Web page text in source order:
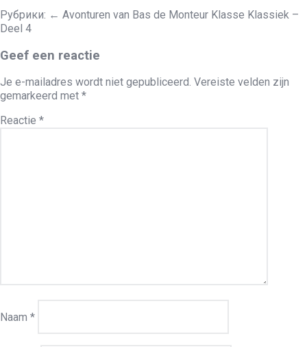
Рубрики: ← Avonturen van Bas de Monteur Klasse Klassiek –
Deel 4
Geef een reactie
Je e-mailadres wordt niet gepubliceerd. Vereiste velden zijn
gemarkeerd met *
Reactie *
Naam *